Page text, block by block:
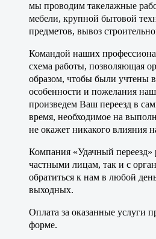
мы проводим такелажные
мебели, крупной бытовой
предметов, вывоз
Командой наших
схема работы, позволяющая
образом, чтобы были учтены
особенности и пожелания
произведем Ваш переезд в
время, необходимое на
не окажет никакого влияния
Компания «Удачный переезд»
частными лицам, так и с
обратиться к нам в любой
выходных.
Оплата за оказанные услуги
форме.